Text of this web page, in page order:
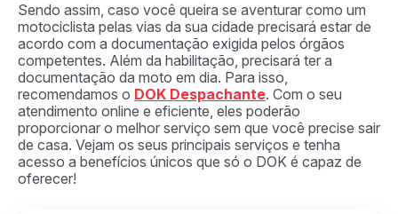
Sendo assim, caso você queira se aventurar como um
motociclista pelas vias da sua cidade precisará estar de
acordo com a documentação exigida pelos órgãos
competentes. Além da habilitação, precisará ter a
documentação da moto em dia. Para isso,
recomendamos o DOK Despachante. Com o seu
atendimento online e eficiente, eles poderão
proporcionar o melhor serviço sem que você precise sair
de casa. Vejam os seus principais serviços e tenha
acesso a benefícios únicos que só o DOK é capaz de
oferecer!